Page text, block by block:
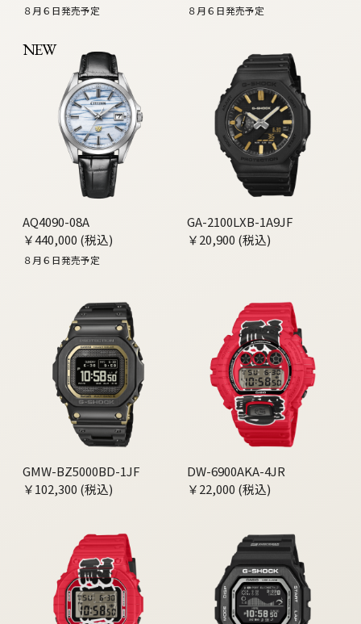
８月６日発売予定 ８月６日発売予定
NEW
AQ4090-08A
￥440,000 (税込)
８月６日発売予定
GA-2100LXB-1A9JF
￥20,900 (税込)
GMW-BZ5000BD-1JF
￥102,300 (税込)
DW-6900AKA-4JR
￥22,000 (税込)